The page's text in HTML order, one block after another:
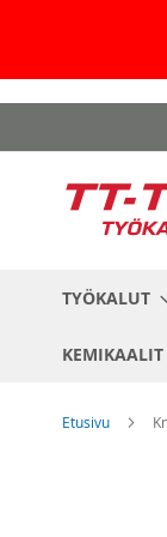
to
TYÖKALUT
KEMIKAALIT
Etusivu